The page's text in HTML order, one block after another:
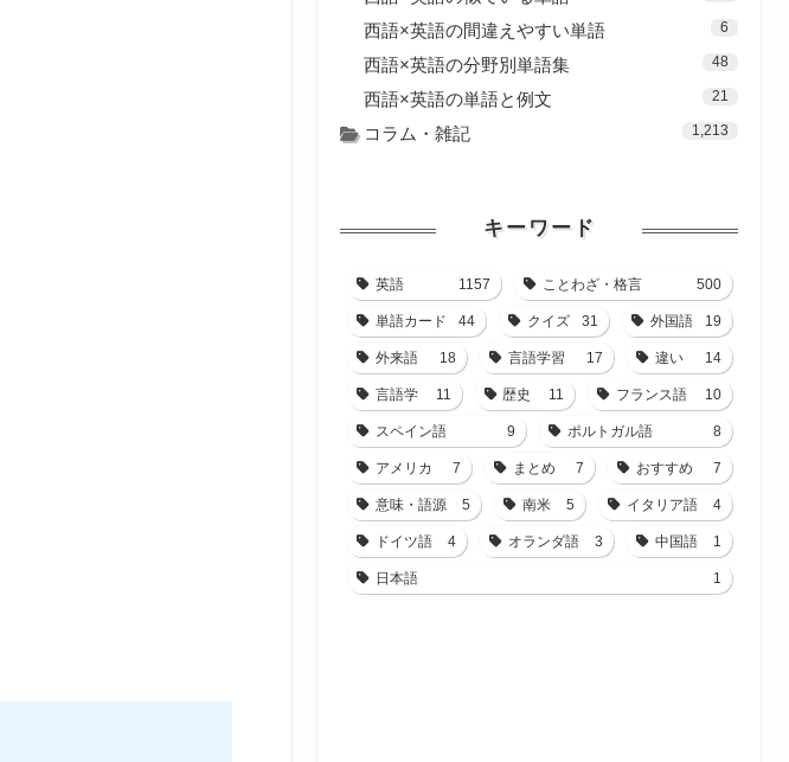
西語×英語の間違えやすい単語 6
西語×英語の分野別単語集 48
西語×英語の単語と例文 21
コラム・雑記 1,213
キーワード
英語 1157 ことわざ・格言 500
単語カード 44 クイズ 31 外国語 19
外来語 18 言語学習 17 違い 14
言語学 11 歴史 11 フランス語 10
スペイン語 9 ポルトガル語 8
アメリカ 7 まとめ 7 おすすめ 7
意味・語源 5 南米 5 イタリア語 4
ドイツ語 4 オランダ語 3 中国語 1
日本語 1